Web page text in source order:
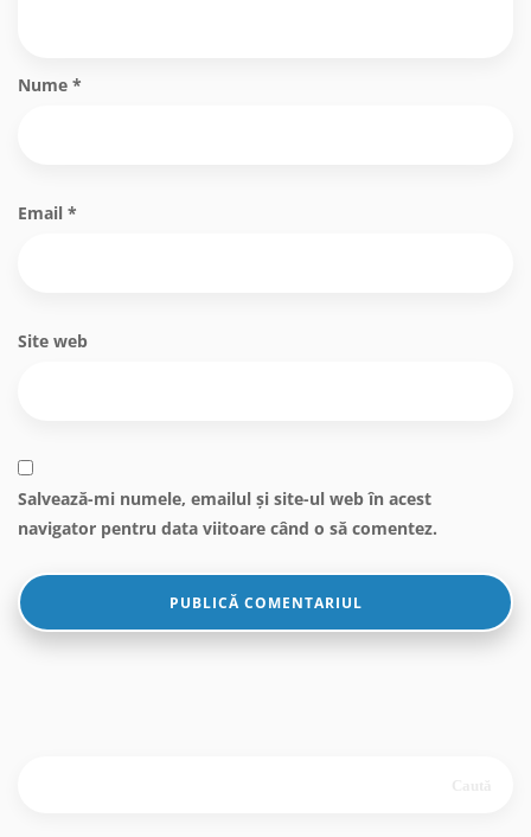
Nume *
Email *
Site web
Salvează-mi numele, emailul și site-ul web în acest
navigator pentru data viitoare când o să comentez.